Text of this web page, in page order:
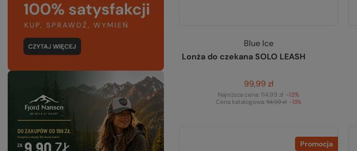
Blue Ice
Lonża do czekana SOLO LEASH
99,99 zł
Najniższa cena:114,99 zł -13%
Cena katalogowa: 114,99 zł -13%
Promocja